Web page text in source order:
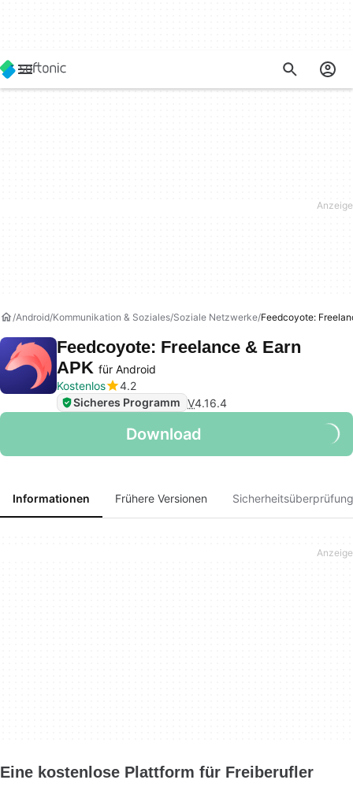
Android Kommunikation & Soziales Soziale Netzwerke Feedcoyote:
Feedcoyote: Freelance & Earn
APK für Android
Kostenlos
4.2
Sicheres Programm V4.16.4
Download
Informationen Frühere Versionen Sicherheitsüberprüfung
Eine kostenlose Plattform für Freiberufler